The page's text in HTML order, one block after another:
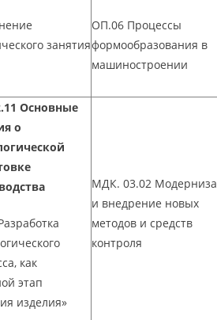
занятия
ОП.06 Процессы
формообразования в
машиностроении
Основные
о
как
этап
изделия»
МДК. 03.02
и внедрение новых
методов и средств
контроля